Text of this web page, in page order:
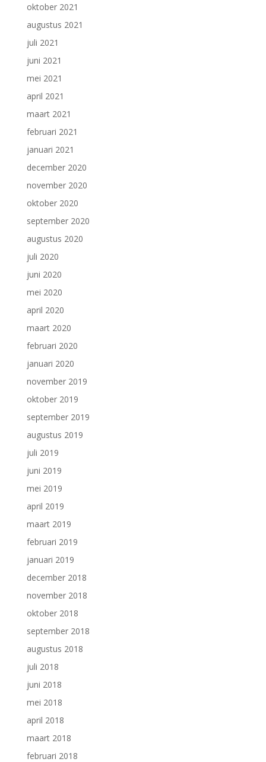
oktober 2021
augustus 2021
juli 2021
juni 2021
mei 2021
april 2021
maart 2021
februari 2021
januari 2021
december 2020
november 2020
oktober 2020
september 2020
augustus 2020
juli 2020
juni 2020
mei 2020
april 2020
maart 2020
februari 2020
januari 2020
november 2019
oktober 2019
september 2019
augustus 2019
juli 2019
juni 2019
mei 2019
april 2019
maart 2019
februari 2019
januari 2019
december 2018
november 2018
oktober 2018
september 2018
augustus 2018
juli 2018
juni 2018
mei 2018
april 2018
maart 2018
februari 2018